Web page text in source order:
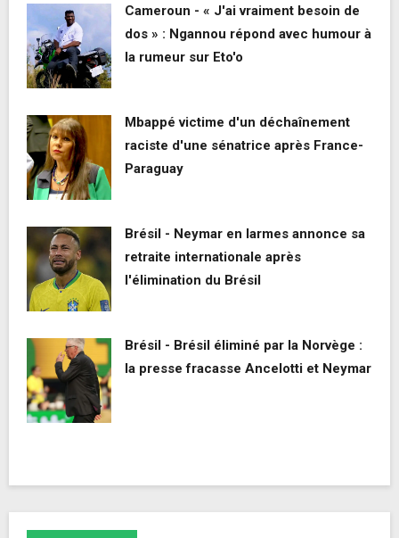
Cameroun - « J'ai vraiment besoin de
dos » : Ngannou répond avec humour à
la rumeur sur Eto'o
Mbappé victime d'un déchaînement
raciste d'une sénatrice après France-
Paraguay
Brésil - Neymar en larmes annonce sa
retraite internationale après
l'élimination du Brésil
Brésil - Brésil éliminé par la Norvège :
la presse fracasse Ancelotti et Neymar